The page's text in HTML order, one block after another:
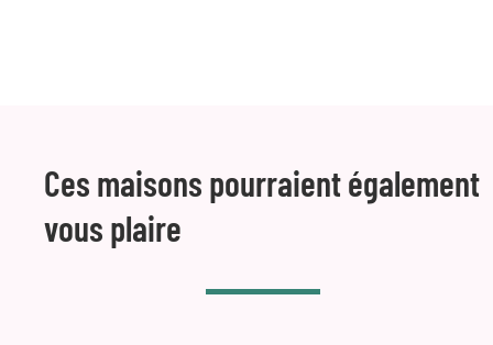
Ces maisons pourraient également
vous plaire